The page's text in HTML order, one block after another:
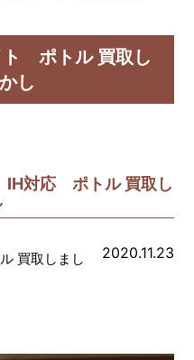
ポトル 買取し
し
対応 ポトル 買取し
2020.11.23
買取しまし